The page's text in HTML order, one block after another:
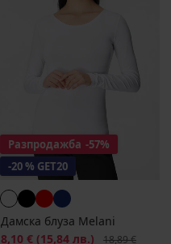
Разпродажба -57%
-20 % GET20
Дамска блуза Melani
Намаление
8,10 € (15,84 лв.) 18,89 €